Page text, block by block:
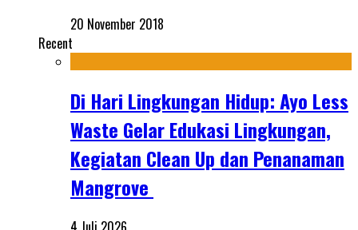
20 November 2018
Recent
Di Hari Lingkungan Hidup: Ayo Less
Waste Gelar Edukasi Lingkungan,
Kegiatan Clean Up dan Penanaman
Mangrove